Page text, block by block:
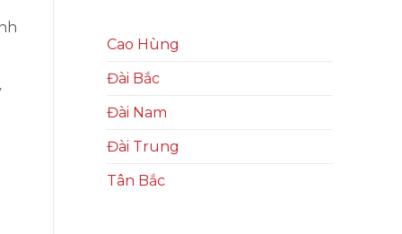
Cao Hùng
Đài Bắc
Đài Nam
Đài Trung
Tân Bắc